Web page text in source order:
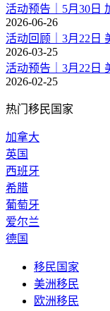
活动预告｜5月30日
2026-06-26
活动回顾｜3月22日
2026-03-25
活动预告｜3月22日
2026-02-25
热门移民国家
加拿大
英国
西班牙
希腊
葡萄牙
爱尔兰
德国
移民国家
美洲移民
欧洲移民